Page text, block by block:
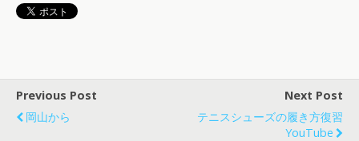
Previous Post
岡山から
Next Post
テニスシューズの履き方復習
YouTube